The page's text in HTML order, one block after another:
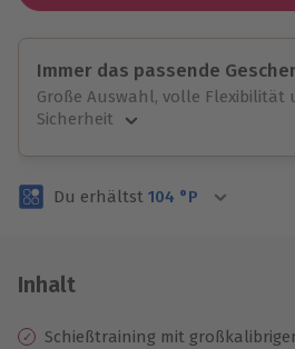
Immer das passende
Große Auswahl, volle Flexibilität
Sicherheit
Volle Flexibilität
3 Jahre gültig & verlängerbar.
Du erhältst 104 °P
Inhalt
Schießtraining mit